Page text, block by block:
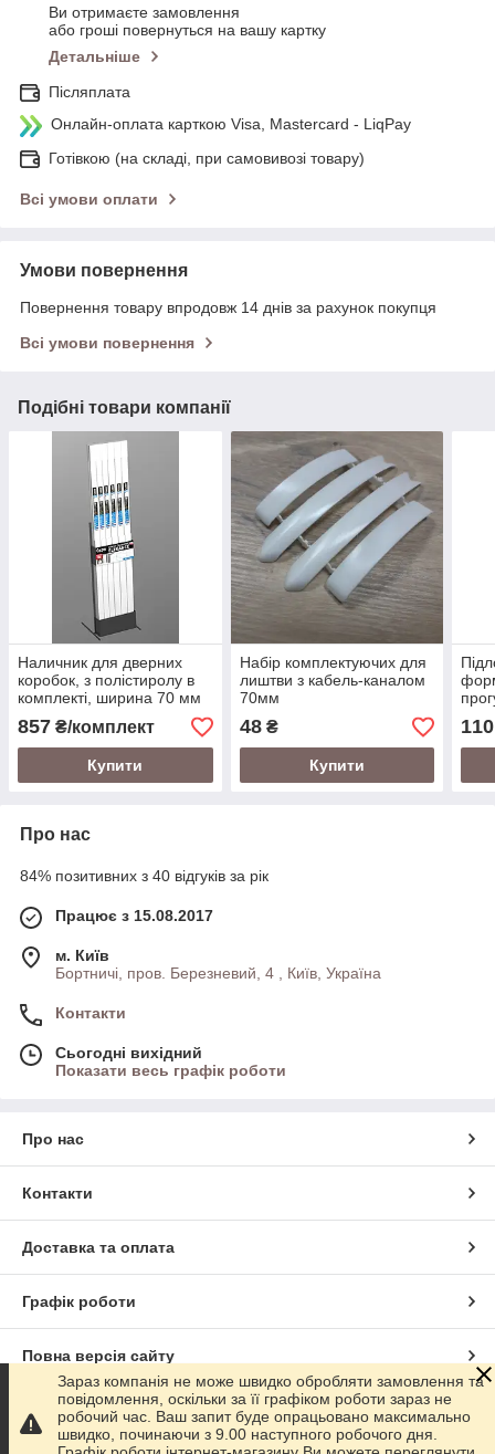
Ви отримаєте замовлення
або гроші повернуться на вашу картку
Детальніше
Післяплата
Онлайн-оплата карткою Visa, Mastercard - LiqPay
Готівкою (на складі, при самовивозі товару)
Всі умови оплати
Умови повернення
Повернення товару впродовж 14 днів за рахунок покупця
Всі умови повернення
Подібні товари компанії
Наличник для дверних
коробок, з полістиролу в
комплекті, ширина 70 мм
Білий
857 ₴/комплект
Купити
Набір комплектуючих для
лиштви з кабель-каналом
70мм
48₴
Купити
мм,
110
Про нас
84% позитивних з 40 відгуків за рік
Працює з 15.08.2017
м. Київ
Бортничі, пров. Березневий, 4 , Київ, Україна
Контакти
Сьогодні вихідний
Показати весь графік роботи
Про нас
Контакти
Доставка та оплата
Графік роботи
Повна версія сайту
Сайт створено на маркетплейсіProm.ua
Зараз компанія не може швидко обробляти замовлення та
повідомлення, оскільки за її графіком роботи зараз не
робочий час. Ваш запит буде опрацьовано максимально
швидко, починаючи з 9.00 наступного робочого дня.